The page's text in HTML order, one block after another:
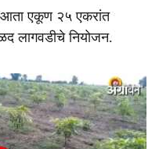
आता एकूण २५ एकरांत
लागवडीचे नियोजन.